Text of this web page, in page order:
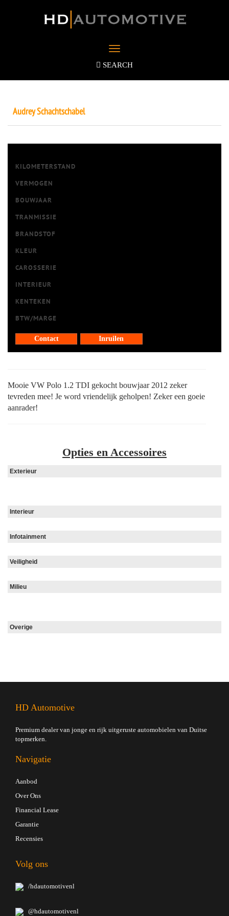
Toggle
SEARCH
Audrey Schachtschabel
KILOMETERSTAND
VERMOGEN
BOUWJAAR
TRANMISSIE
BRANDSTOF
KLEUR
CAROSSERIE
INTERIEUR
KENTEKEN
BTW/MARGE
Contact Inruilen
Mooie VW Polo 1.2 TDI gekocht bouwjaar 2012 zeker
tevreden mee! Je word vriendelijk geholpen! Zeker een goeie
aanrader!
Opties en Accessoires
Exterieur
Interieur
Infotainment
Veiligheid
Milieu
Overige
HD Automotive
Premium dealer van jonge en rijk uitgeruste automobielen van Duitse
topmerken.
Navigatie
Aanbod
Over Ons
Financial Lease
Garantie
Recensies
Volg ons
/hdautomotivenl
@hdautomotivenl